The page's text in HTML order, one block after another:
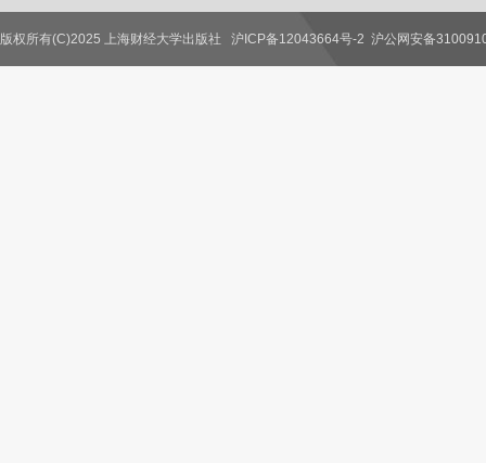
联系我们
版权所有(C)2025 上海财经大学出版社 沪ICP备12043664号-2 沪公网安备